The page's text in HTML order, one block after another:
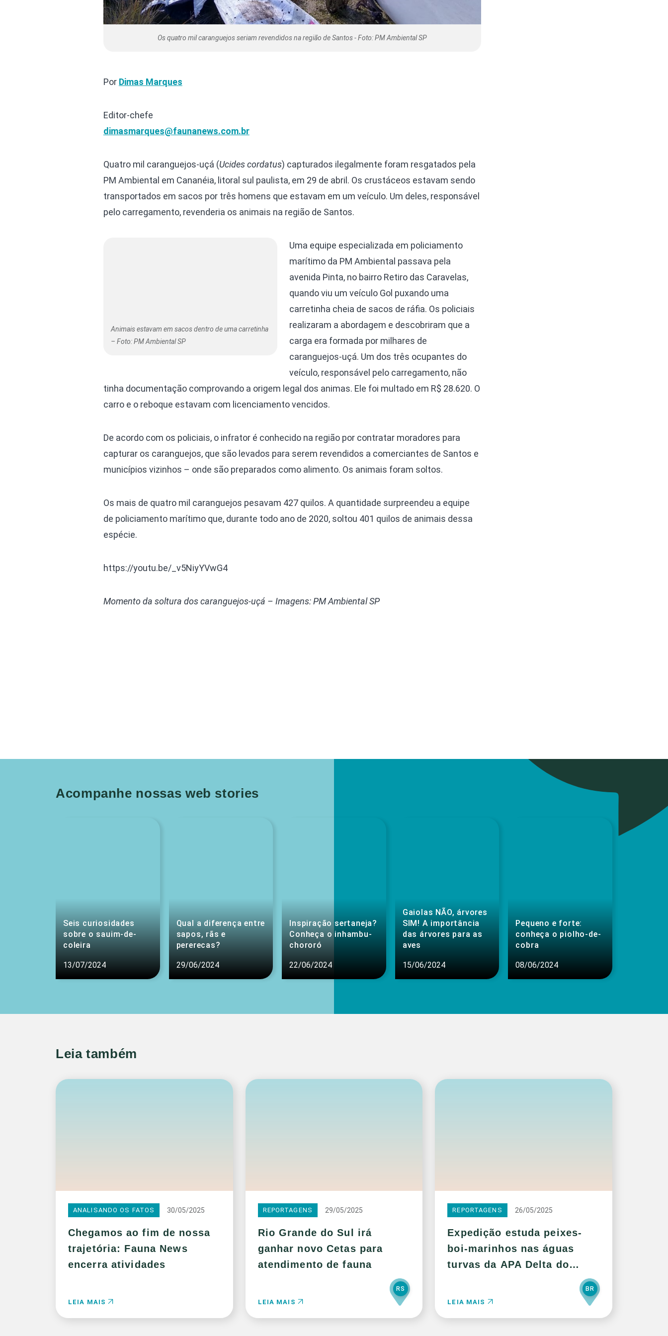
Os quatro mil caranguejos seriam revendidos na região de Santos - Foto: PM Ambiental SP
Por Dimas Marques
Editor-chefe
dimasmarques@faunanews.com.br
Quatro mil caranguejos-uçá (Ucides cordatus) capturados ilegalmente foram resgatados pela
PM Ambiental em Cananéia, litoral sul paulista, em 29 de abril. Os crustáceos estavam sendo
transportados em sacos por três homens que estavam em um veículo. Um deles, responsável
pelo carregamento, revenderia os animais na região de Santos.
Animais estavam em sacos dentro de uma carretinha
– Foto: PM Ambiental SP
Uma equipe especializada em policiamento
marítimo da PM Ambiental passava pela
avenida Pinta, no bairro Retiro das Caravelas,
quando viu um veículo Gol puxando uma
carretinha cheia de sacos de ráfia. Os policiais
realizaram a abordagem e descobriram que a
carga era formada por milhares de
caranguejos-uçá. Um dos três ocupantes do
veículo, responsável pelo carregamento, não
tinha documentação comprovando a origem legal dos animas. Ele foi multado em R$ 28.620. O
carro e o reboque estavam com licenciamento vencidos.
De acordo com os policiais, o infrator é conhecido na região por contratar moradores para
capturar os caranguejos, que são levados para serem revendidos a comerciantes de Santos e
municípios vizinhos – onde são preparados como alimento. Os animais foram soltos.
Os mais de quatro mil caranguejos pesavam 427 quilos. A quantidade surpreendeu a equipe
de policiamento marítimo que, durante todo ano de 2020, soltou 401 quilos de animais dessa
espécie.
https://youtu.be/_v5NiyYVwG4
Momento da soltura dos caranguejos-uçá – Imagens: PM Ambiental SP
Acompanhe nossas web stories
Seis curiosidades
sobre o sauim-de-
coleira
13/07/2024
Qual a diferença entre
sapos, rãs e
pererecas?
29/06/2024
Inspiração sertaneja?
Conheça o inhambu-
chororó
22/06/2024
Gaiolas NÃO, árvores
SIM! A importância
das árvores para as
aves
15/06/2024
Pequeno e forte:
conheça o piolho-de-
cobra
08/06/2024
Leia também
ANALISANDO OS FATOS 30/05/2025
Chegamos ao fim de nossa
trajetória: Fauna News
encerra atividades
LEIA MAIS
REPORTAGENS 29/05/2025
Rio Grande do Sul irá
ganhar novo Cetas para
atendimento de fauna
LEIA MAIS
RS
REPORTAGENS 26/05/2025
Expedição estuda peixes-
boi-marinhos nas águas
turvas da APA Delta do
LEIA MAIS
BR